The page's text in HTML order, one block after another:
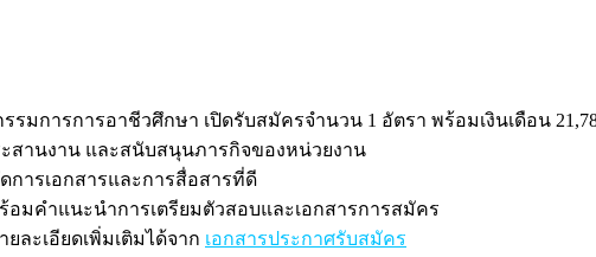
การการอาชีวศึกษา เปิดรับสมัครจำนวน 1 อัตรา พร้อมเงินเดือน
สานงาน และสนับสนุนภารกิจของหน่วยงาน
ารเอกสารและการสื่อสารที่ดี
อมคำแนะนำการเตรียมตัวสอบและเอกสารการสมัคร
ละเอียดเพิ่มเติมได้จาก เอกสารประกาศรับสมัคร